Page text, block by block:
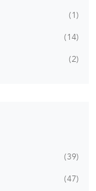
1
14
2
39
47